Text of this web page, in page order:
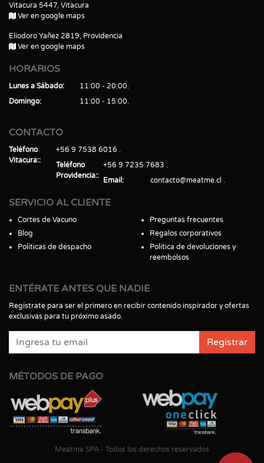
Vitacura 5447, Vitacura
Ver en google maps
Eliodoro Yañez 2819, Providencia
Ver en google maps
HORARIOS
Lunes a Sábado
11:00 - 20:00
Domingo
11:00 - 15:00
CONTACTO
Teléfono
Vitacura:
+56 9 7538 6016
Teléfono
Providencia:
+56 9 7235 7683
Email
contacto@meatme.cl
SERVICIO AL CLIENTE
Cortes de Vacuno
Blog
Políticas de despacho
Preguntas frecuentes
Regalos corporativos
Política de devoluciones y
reembolsos
ENTÉRATE ANTES QUE NADIE
Regístrate para ser el primero en recibir contenido inspirador y ofertas
exclusivas para tu próximo asado.
Registrar
MÉTODOS DE PAGO
Meatme SPA - Todos los derechos reservados